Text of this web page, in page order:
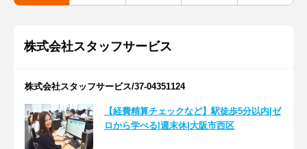
株式会社スタッフサービス
株式会社スタッフサービス/37-04351124
【経費精算チェックなど】駅徒歩5分以内|ゼ
ロから学べる|週末休|大阪市西区